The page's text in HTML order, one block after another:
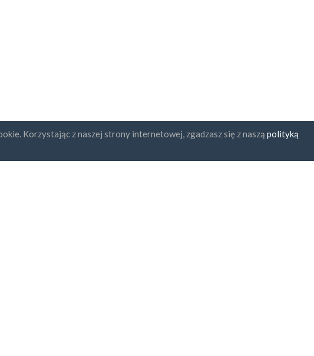
Korzystając z naszej strony internetowej, zgadzasz się z nasząpolityką